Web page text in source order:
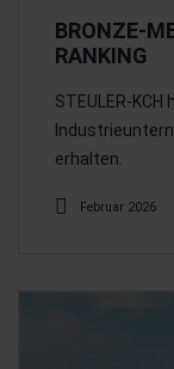
BRONZE-
RANKING
STEULER-
erhalten.
Februar 2026